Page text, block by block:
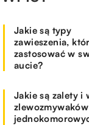
Jakie są typy
zawieszenia,
zastosować w
aucie?
Jakie są zalety i
zlewozmywaków